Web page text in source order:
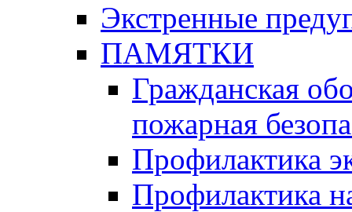
Экстренные
ПАМЯТКИ
Гражданская
пожарная
Профилактика
Профилактика